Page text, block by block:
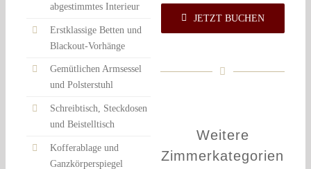
abgestimmtes Interieur
Erstklassige Betten und
Blackout-Vorhänge
Gemütlichen Armsessel
und Polsterstuhl
Schreibtisch, Steckdosen
und Beistelltisch
Kofferablage und
Ganzkörperspiegel
JETZT BUCHEN
Weitere
Zimmerkategorien